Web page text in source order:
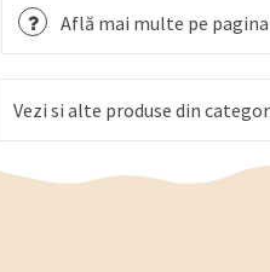
Află mai multe pe
Vezi si alte produse din